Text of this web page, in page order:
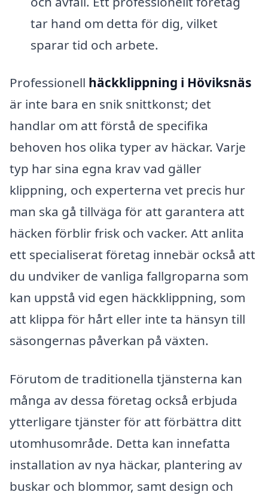
tar hand om detta för dig, vilket
sparar tid och arbete.
Professionell häckklippning i Höviksnäs
är inte bara en snik snittkonst; det
handlar om att förstå de specifika
behoven hos olika typer av häckar. Varje
typ har sina egna krav vad gäller
klippning, och experterna vet precis hur
man ska gå tillväga för att garantera att
häcken förblir frisk och vacker. Att anlita
ett specialiserat företag innebär också att
du undviker de vanliga fallgroparna som
kan uppstå vid egen häckklippning, som
att klippa för hårt eller inte ta hänsyn till
säsongernas påverkan på växten.
Förutom de traditionella tjänsterna kan
många av dessa företag också erbjuda
ytterligare tjänster för att förbättra ditt
utomhusområde. Detta kan innefatta
installation av nya häckar, plantering av
buskar och blommor, samt design och